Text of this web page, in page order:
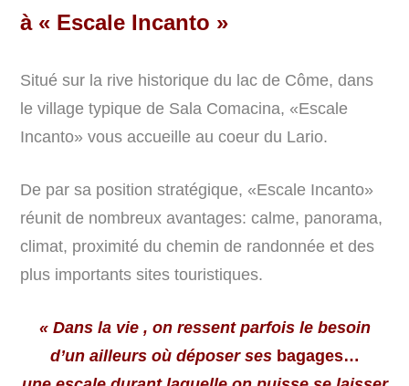
à « Escale Incanto »
Situé sur la rive historique du lac de Côme, dans
le village typique de Sala Comacina, «Escale
Incanto» vous accueille au coeur du Lario.
De par sa position stratégique, «Escale Incanto»
réunit de nombreux avantages: calme, panorama,
climat, proximité du chemin de randonnée et des
plus importants sites touristiques.
« Dans la vie , on ressent parfois le besoin
d’un ailleurs où déposer sesbagages…